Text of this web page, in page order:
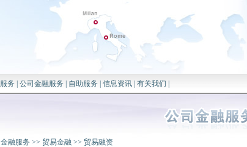
务 公司金融服务 自助服务 信息资讯| 有关我们
融服务 >> 贸易金融 >> 贸易融资